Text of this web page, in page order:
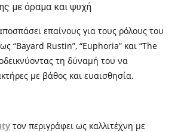
με όραμα και ψυχή
επαίνους για τους ρόλους του
“Bayard Rustin”, “Euphoria” και “The
τη δύναμή του να
με βάθος και ευαισθησία.
τον περιγράφει ως καλλιτέχνη με